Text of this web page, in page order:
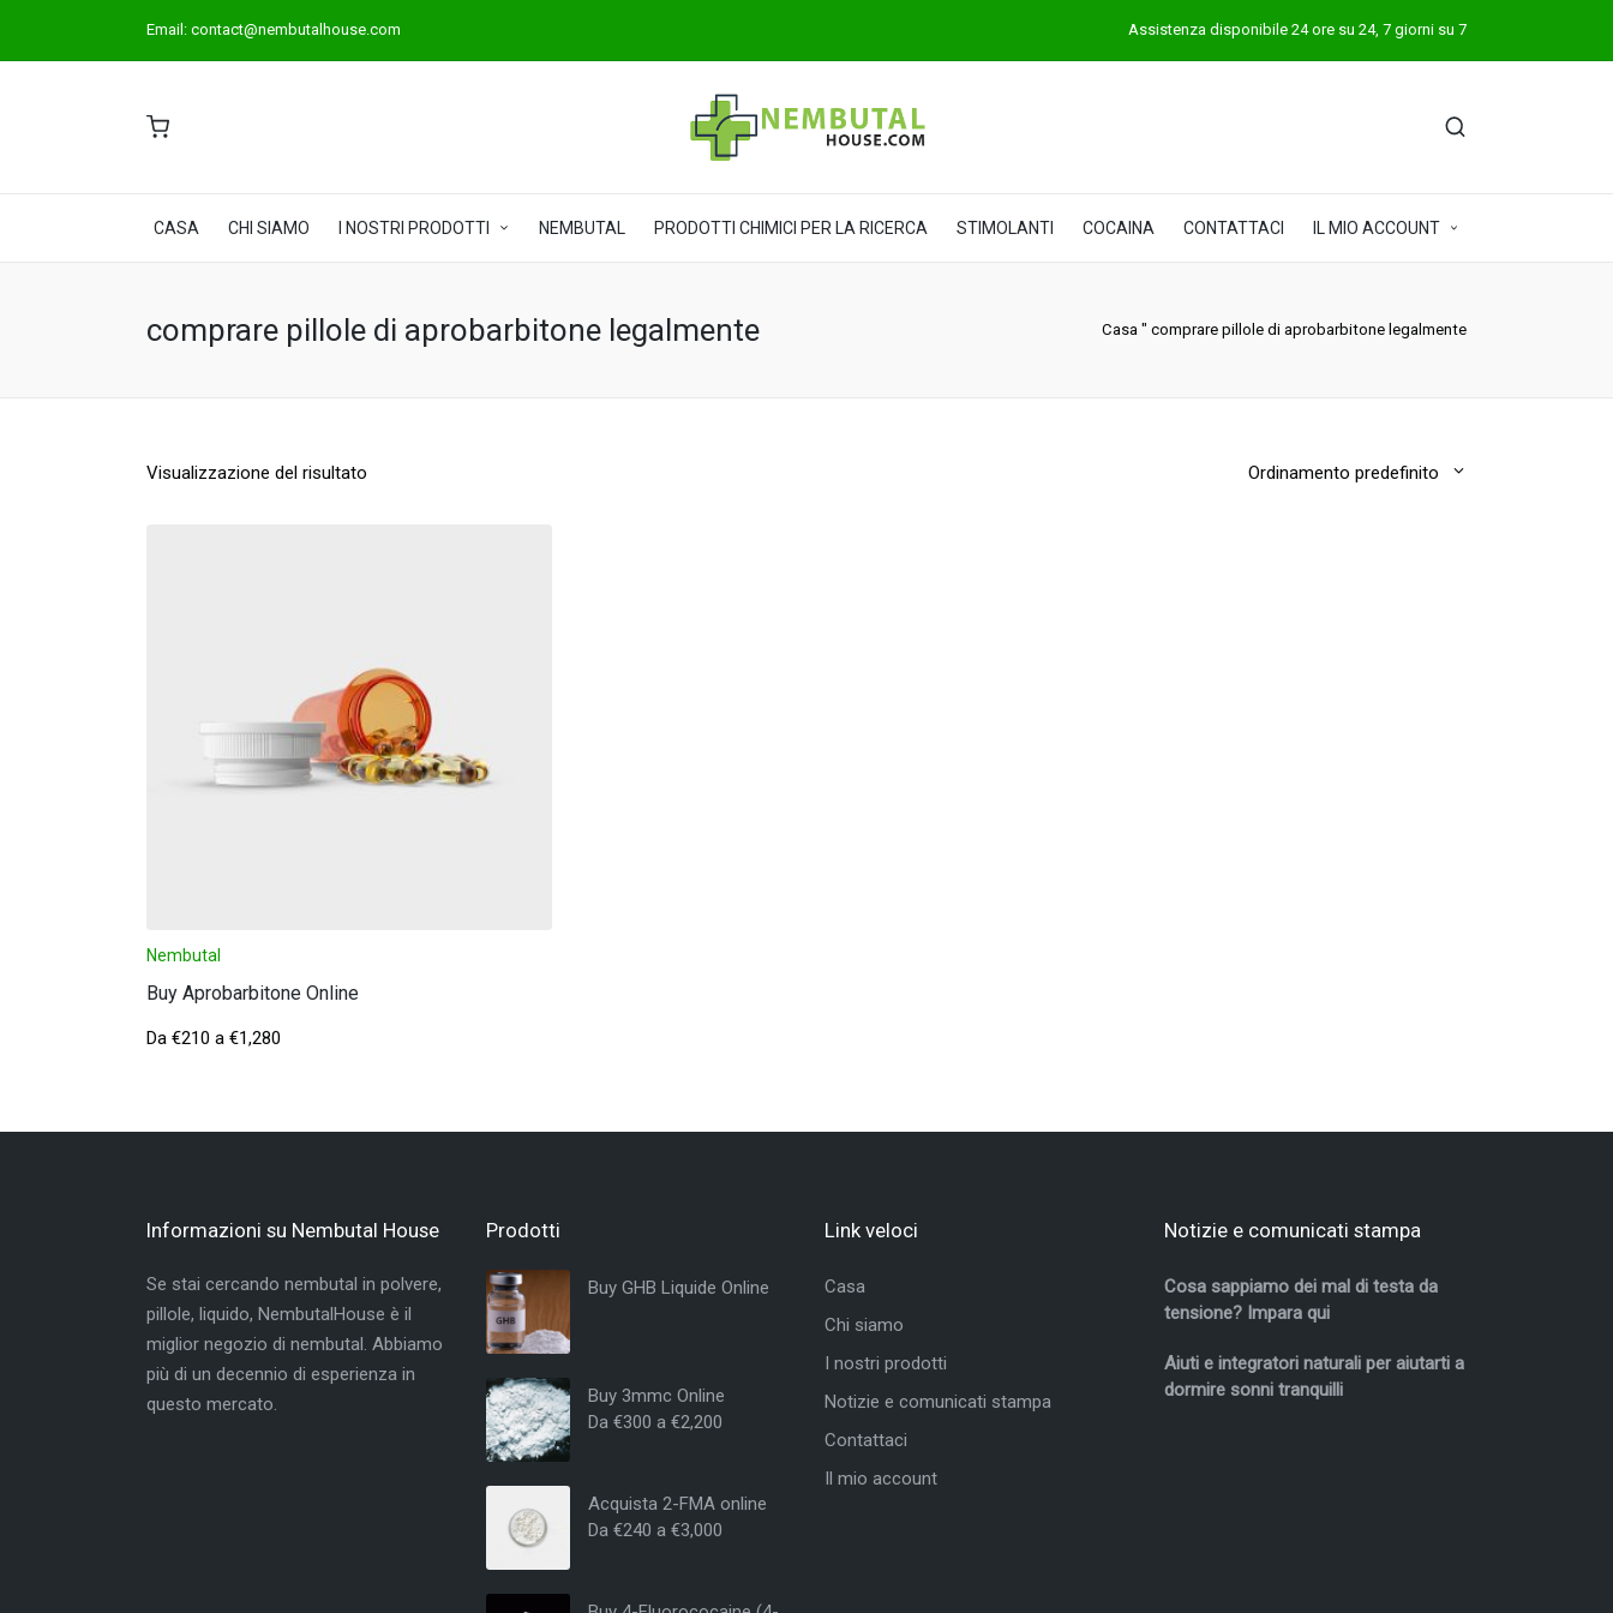
Email: contact@nembutalhouse.com Assistenza disponibile 24 ore su 24, 7 giorni su 7
CASA CHI SIAMO I NOSTRI PRODOTTI NEMBUTAL PRODOTTI CHIMICI PER LA RICERCA STIMOLANTI COCAINA CONTATTACI IL MIO ACCOUNT
comprare pillole di aprobarbitone legalmente Casa " comprare pillole di aprobarbitone legalmente
Visualizzazione del risultato Ordinamento predefinito
Nembutal
Buy Aprobarbitone Online
Da €210 a €1,280
Informazioni su Nembutal House
Se stai cercando nembutal in polvere,
pillole, liquido, NembutalHouse è il
miglior negozio di nembutal. Abbiamo
più di un decennio di esperienza in
questo mercato.
Prodotti
Buy GHB Liquide Online
Buy 3mmc Online
Da €300 a €2,200
Acquista 2-FMA online
Da €240 a €3,000
Link veloci
Casa
Chi siamo
I nostri prodotti
Notizie e comunicati stampa
Contattaci
Il mio account
Notizie e comunicati stampa
Cosa sappiamo dei mal di testa da
tensione? Impara qui
Aiuti e integratori naturali per aiutarti a
dormire sonni tranquilli